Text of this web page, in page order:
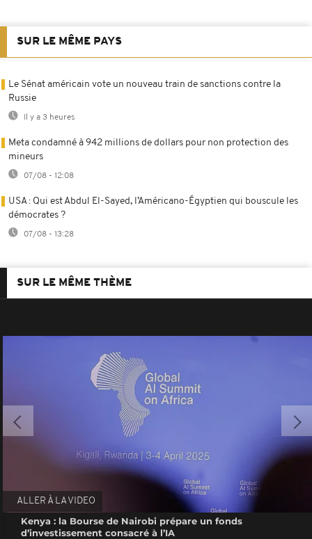
SUR LE MÊME PAYS
Le Sénat américain vote un nouveau train de sanctions contre la
Russie
Il y a 3 heures
Meta condamné à 942 millions de dollars pour non protection des
mineurs
07/08 - 12:08
USA : Qui est Abdul El-Sayed, l’Américano-Égyptien qui bouscule les
démocrates ?
07/08 - 13:28
SUR LE MÊME THÈME
ALLER À LA VIDEO
Kenya : la Bourse de Nairobi prépare un fonds
d’investissement consacré à l’IA